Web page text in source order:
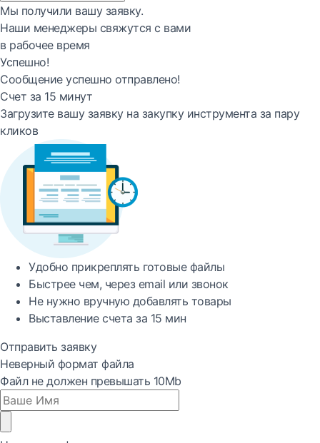
Мы получили вашу заявку.
Наши менеджеры свяжутся с вами
в рабочее время
Успешно!
Сообщение успешно отправлено!
Счет за 15 минут
Загрузите вашу заявку на закупку инструмента за пару
кликов
Удобно прикреплять готовые файлы
Быстреечем, через email или звонок
Не нужно вручную добавлять товары
Выставление счета за 15 мин
Отправить заявку
Неверный формат файла
Файл не должен превышать 10Mb